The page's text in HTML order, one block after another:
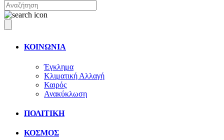
ΚΟΙΝΩΝΙΑ
Έγκλημα
Κλιματική Αλλαγή
Καιρός
Ανακύκλωση
ΠΟΛΙΤΙΚΗ
ΚΟΣΜΟΣ